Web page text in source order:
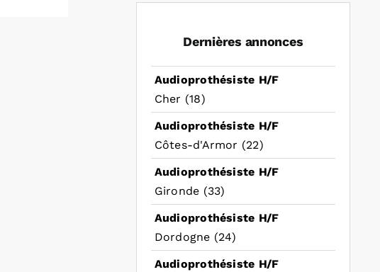
Dernières annonces
Audioprothésiste H/F
Cher (18)
Audioprothésiste H/F
Côtes-d'Armor (22)
Audioprothésiste H/F
Gironde (33)
Audioprothésiste H/F
Dordogne (24)
Audioprothésiste H/F